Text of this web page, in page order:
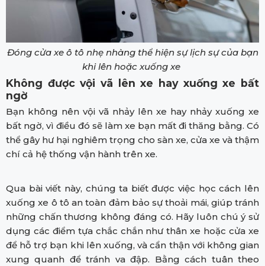
Đóng cửa xe ô tô nhẹ nhàng thể hiện sự lịch sự của bạn
khi lên hoặc xuống xe
Không được vội vã lên xe hay xuống xe bất
ngờ
Bạn không nên vội vã nhảy lên xe hay nhảy xuống xe
bất ngờ, vì điều đó sẽ làm xe bạn mất đi thăng bằng. Có
thể gây hư hại nghiêm trọng cho sàn xe, cửa xe và thậm
chí cả hệ thống vận hành trên xe.
Qua bài viết này, chúng ta biết được việc học cách lên
xuống xe ô tô an toàn đảm bảo sự thoải mái, giúp tránh
những chấn thương không đáng có. Hãy luôn chú ý sử
dụng các điểm tựa chắc chắn như thân xe hoặc cửa xe
để hỗ trợ bạn khi lên xuống, và cẩn thận với không gian
xung quanh để tránh va đập. Bằng cách tuân theo